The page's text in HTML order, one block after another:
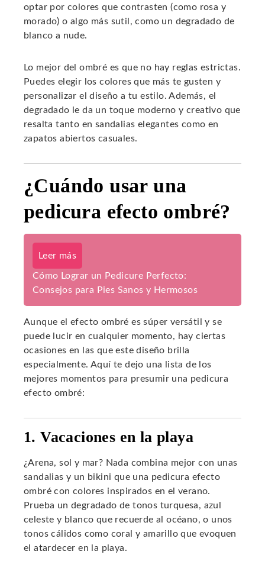
optar por colores que contrasten (como rosa y
morado) o algo más sutil, como un degradado de
blanco a nude.
Lo mejor del ombré es que no hay reglas estrictas.
Puedes elegir los colores que más te gusten y
personalizar el diseño a tu estilo. Además, el
degradado le da un toque moderno y creativo que
resalta tanto en sandalias elegantes como en
zapatos abiertos casuales.
¿Cuándo usar una
pedicura efecto ombré?
Leer más
Cómo Lograr un Pedicure Perfecto:
Consejos para Pies Sanos y Hermosos
Aunque el efecto ombré es súper versátil y se
puede lucir en cualquier momento, hay ciertas
ocasiones en las que este diseño brilla
especialmente. Aquí te dejo una lista de los
mejores momentos para presumir una pedicura
efecto ombré:
1. Vacaciones en la playa
¿Arena, sol y mar? Nada combina mejor con unas
sandalias y un bikini que una pedicura efecto
ombré con colores inspirados en el verano.
Prueba un degradado de tonos turquesa, azul
celeste y blanco que recuerde al océano, o unos
tonos cálidos como coral y amarillo que evoquen
el atardecer en la playa.